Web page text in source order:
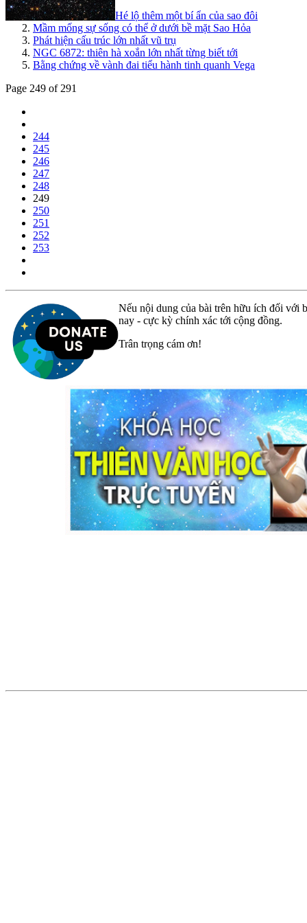
Hé lộ thêm một bí ẩn của sao đôi
Mầm mống sự sống có thể ở dưới bề mặt Sao Hỏa
Phát hiện cấu trúc lớn nhất vũ trụ
NGC 6872: thiên hà xoắn lớn nhất từng biết tới
Bằng chứng về vành đai tiểu hành tinh quanh Vega
Page 249 of 291
244
245
246
247
248
249
250
251
252
253
Nếu nội dung của bài trên hữu ích đối với
nay - cực kỳ chính xác tới cộng đồng.
Trân trọng cám ơn!